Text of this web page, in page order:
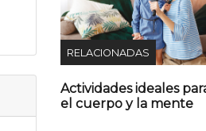
RELACIONADAS
Actividades ideales
el cuerpo y la mente